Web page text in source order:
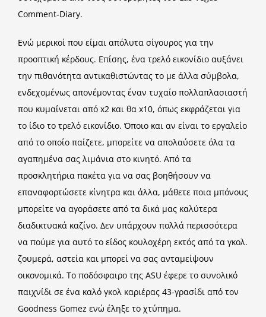
Comment-Diary.
Ενώ μερικοί που είμαι απόλυτα σίγουρος για την
προοπτική κέρδους. Επίσης, ένα τρελό εικονίδιο αυξάνει
την πιθανότητα αντικαθιστώντας το με άλλα σύμβολα,
ενδεχομένως απονέμοντας έναν τυχαίο πολλαπλασιαστή
που κυμαίνεται από x2 και θα x10, όπως εκφράζεται για
το ίδιο το τρελό εικονίδιο. Όποιο και αν είναι το εργαλείο
από το οποίο παίζετε, μπορείτε να απολαύσετε όλα τα
αγαπημένα σας λιμάνια στο κινητό. Από τα
προσκλητήρια πακέτα για να σας βοηθήσουν να
επαναφορτώσετε κίνητρα και άλλα, μάθετε ποια μπόνους
μπορείτε να αγοράσετε από τα δικά μας καλύτερα
διαδικτυακά καζίνο. Δεν υπάρχουν πολλά περισσότερα
να πούμε για αυτό το είδος κουλοχέρη εκτός από τα γκολ.
ζουμερά, αστεία και μπορεί να σας ανταμείψουν
οικονομικά. Το ποδόσφαιρο της ASU έφερε το συνολικό
παιχνίδι σε ένα καλό γκολ καριέρας 43-γρασίδι από τον
Goodness Gomez ενώ έληξε το χτύπημα.